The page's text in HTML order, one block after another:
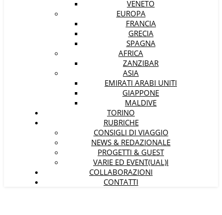
VENETO
EUROPA
FRANCIA
GRECIA
SPAGNA
AFRICA
ZANZIBAR
ASIA
EMIRATI ARABI UNITI
GIAPPONE
MALDIVE
TORINO
RUBRICHE
CONSIGLI DI VIAGGIO
NEWS & REDAZIONALE
PROGETTI & GUEST
VARIE ED EVENT(UAL)I
COLLABORAZIONI
CONTATTI